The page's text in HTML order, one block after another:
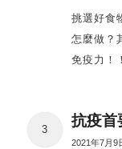
挑選好食
怎麼做？
免疫力！
3
抗疫首
2021年7月9